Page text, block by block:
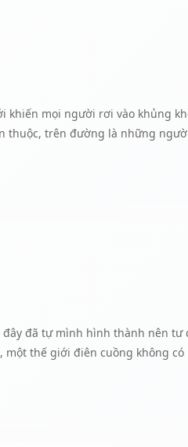
mọi người rơi vào khủng
thuộc, trên đường là những
đã tự mình hình thành nên
thế giới điên cuồng không có